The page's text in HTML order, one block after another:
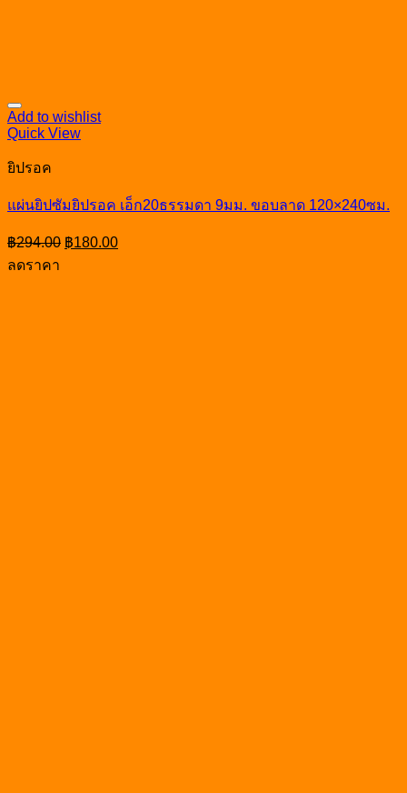
Add to wishlist
Quick View
ยิปรอค
แผ่นยิปซัมยิปรอค เอ็ก20ธรรมดา 9มม. ขอบลาด 120×240ซม.
฿294.00 Original
price
฿180.00Current
price
ลดราคา